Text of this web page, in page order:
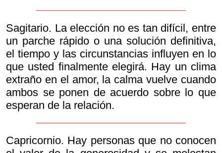
Sagitario. La elección no es tan difícil, entre
un parche rápido o una solución definitiva,
el tiempo y las circunstancias influyen en lo
que usted finalmente elegirá. Hay un clima
extraño en el amor, la calma vuelve cuando
ambos se ponen de acuerdo sobre lo que
esperan de la relación.
Capricornio. Hay personas que no conocen